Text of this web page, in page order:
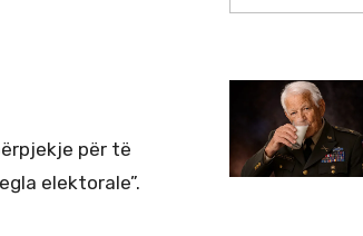
për të
elektorale”.